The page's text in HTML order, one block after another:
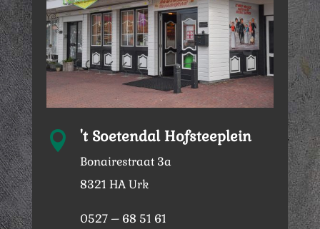
 't Soetendal Hofsteeplein
Bonairestraat 3a
8321 HA Urk
0527 – 68 51 61